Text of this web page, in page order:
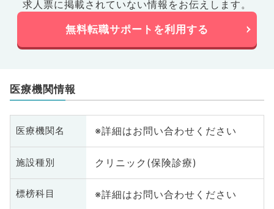
求人票に掲載されていない情報をお伝えします。
無料転職サポートを利用する
医療機関情報
医療機関名 ※詳細はお問い合わせください
施設種別 クリニック(保険診療)
標榜科目 ※詳細はお問い合わせください